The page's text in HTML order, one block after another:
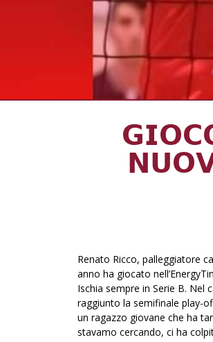
Renato Ricco, palleggiatore
anno ha giocato
Ischia sempre in Serie B.
raggiunto la semifinale play-
un ragazzo giovane che ha
stavamo cercando, ci ha